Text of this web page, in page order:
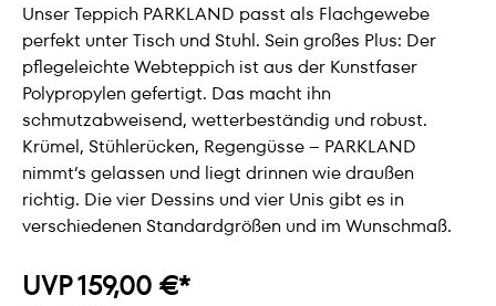
Unser Teppich PARKLAND passt als Flachgewebe
perfekt unter Tisch und Stuhl. Sein großes Plus: Der
pflegeleichte Webteppich ist aus der Kunstfaser
Polypropylen gefertigt. Das macht ihn
schmutzabweisend, wetterbeständig und robust.
Krümel, Stühlerücken, Regengüsse – PARKLAND
nimmt‘s gelassen und liegt drinnen wie draußen
richtig. Die vier Dessins und vier Unis gibt es in
verschiedenen Standardgrößen und im Wunschmaß.
UVP 159,00 €*